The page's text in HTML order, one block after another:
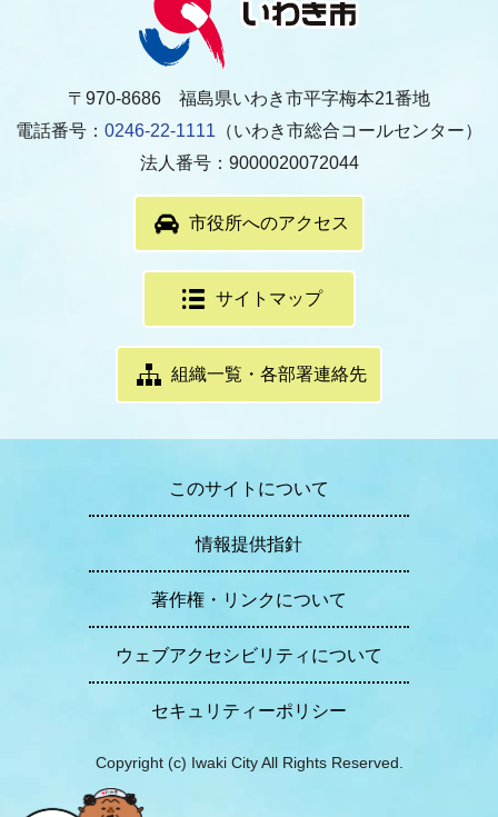
〒970-8686 福島県いわき市平字梅本21番地
電話番号： 0246-22-1111 （いわき市総合コールセンター）
法人番号：9000020072044
市役所へのアクセス
サイトマップ
組織一覧・各部署連絡先
このサイトについて
情報提供指針
著作権・リンクについて
ウェブアクセシビリティについて
セキュリティーポリシー
Copyright (c) Iwaki City All Rights Reserved.